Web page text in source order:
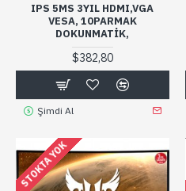
IPS 5MS 3YIL HDMI,VGA
VESA, 10PARMAK
DOKUNMATIK,
$382,80
Şimdi Al
STOKTA YOK